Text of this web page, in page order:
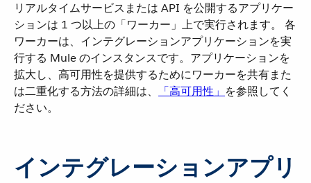
リアルタイムサービスまたは API を公開するアプリケー
ションは 1 つ以上の「ワーカー」上で実行されます。 各
ワーカーは、インテグレーションアプリケーションを実
行する Mule のインスタンスです。アプリケーションを
拡大し、高可用性を提供するためにワーカーを共有また
は二重化する方法の詳細は、​
「高可用性」 ​を参照してく
ださい。
インテグレーションアプリ